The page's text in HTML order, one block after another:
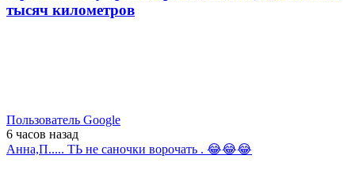
тысяч километров
Пользователь Google
6 часов назад
Анна,П..... ТЬ не саночки ворочать . 😂😂😂